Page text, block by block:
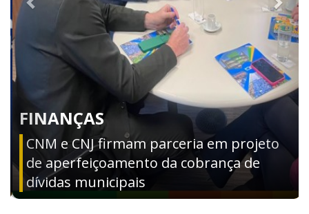
FINANÇAS
CNM e CNJ firmam parceria em projeto
de aperfeiçoamento da cobrança de
dívidas municipais